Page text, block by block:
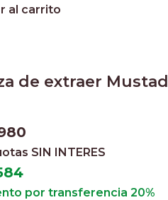
al carrito
de extraer Mustad
SIN INTERES
por transferencia 20%